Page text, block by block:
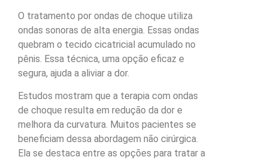
O tratamento por ondas de choque utiliza
ondas sonoras de alta energia. Essas ondas
quebram o tecido cicatricial acumulado no
pênis. Essa técnica, uma opção eficaz e
segura, ajuda a aliviar a dor.
Estudos mostram que a terapia com ondas
de choque resulta em redução da dor e
melhora da curvatura. Muitos pacientes se
beneficiam dessa abordagem não cirúrgica.
Ela se destaca entre as opções para tratar a